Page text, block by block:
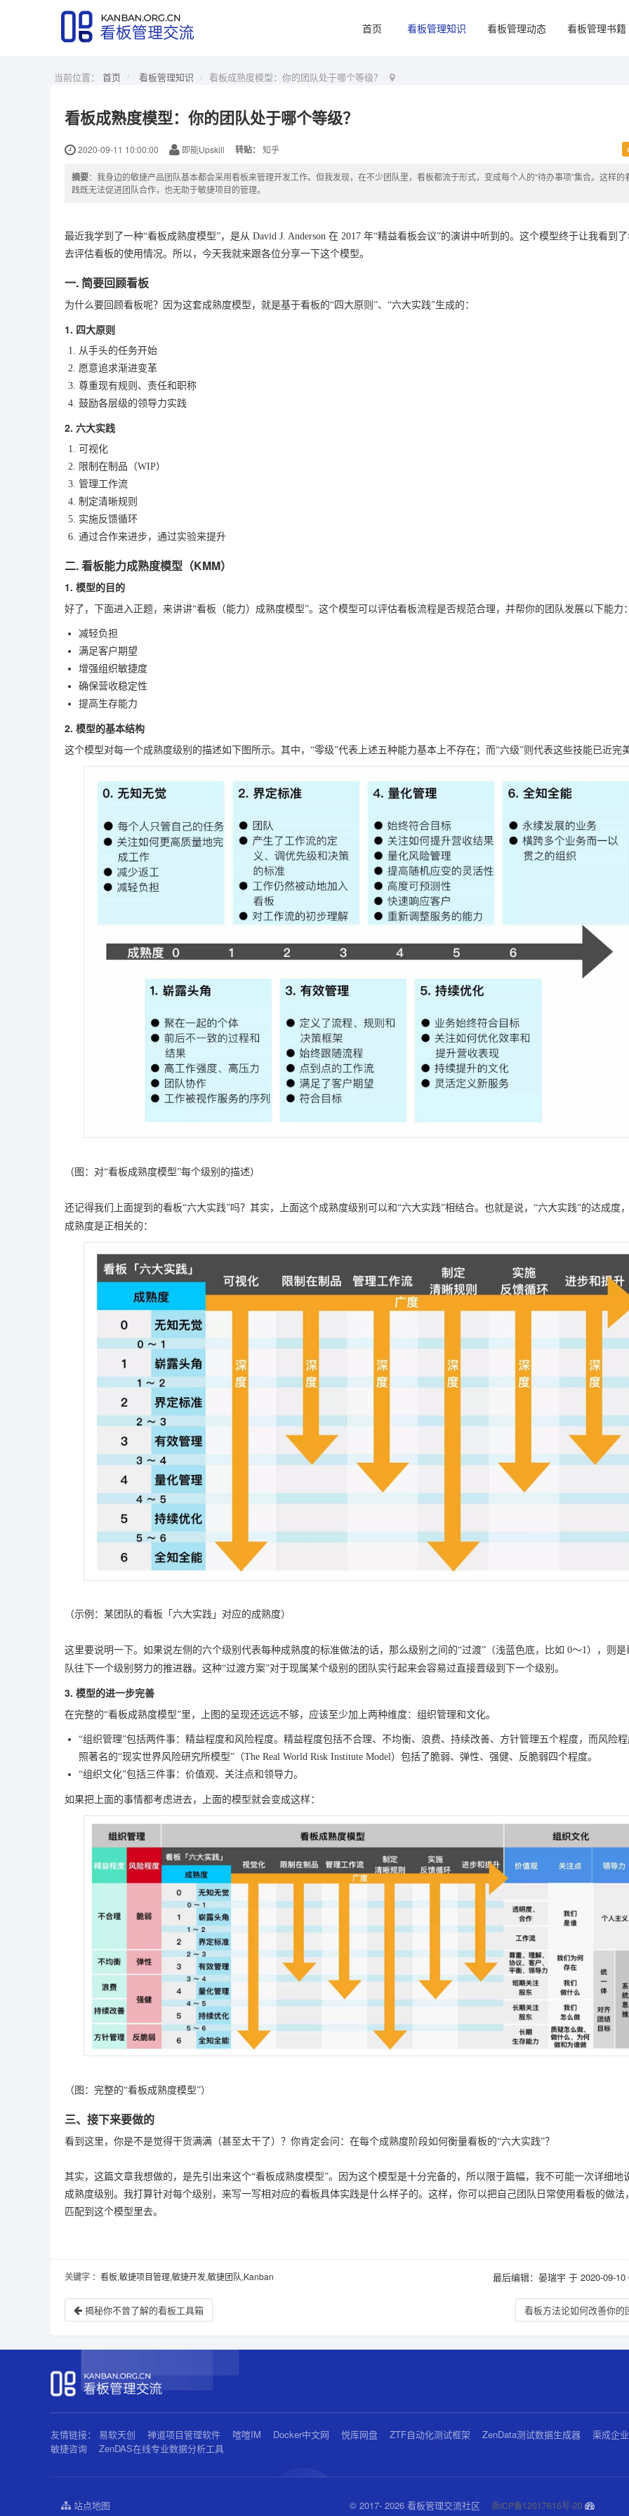
首页 看板管理知识 看板管理动态 看板管理书籍
当前位置： 首页 看板管理知识 看板成熟度模型：你的团队处于哪个等级？
看板成熟度模型：你的团队处于哪个等级？
2020-09-11 10:00:00 即能Upskill 转贴： 知乎
摘要：我身边的敏捷产品团队基本都会采用看板来管理开发工作。但我发现，在不少团队里，看板都流于形式，变成每个人的“待办事项”集合。这样的
践既无法促进团队合作，也无助于敏捷项目的管理。
最近我学到了一种“看板成熟度模型”，是从 David J. Anderson 在 2017 年“精益看板会议”的演讲中听到的。这个模型终于让我看到
去评估看板的使用情况。所以，今天我就来跟各位分享一下这个模型。
一. 简要回顾看板
为什么要回顾看板呢？因为这套成熟度模型，就是基于看板的“四大原则”、“六大实践”生成的：
1. 四大原则
从手头的任务开始
愿意追求渐进变革
尊重现有规则、责任和职称
鼓励各层级的领导力实践
2. 六大实践
可视化
限制在制品（WIP）
管理工作流
制定清晰规则
实施反馈循环
通过合作来进步，通过实验来提升
二. 看板能力成熟度模型（KMM）
1. 模型的目的
好了，下面进入正题，来讲讲“看板（能力）成熟度模型”。这个模型可以评估看板流程是否规范合理，并帮你的团队发展以下能力
减轻负担
满足客户期望
增强组织敏捷度
确保营收稳定性
提高生存能力
2. 模型的基本结构
这个模型对每一个成熟度级别的描述如下图所示。其中，“零级”代表上述五种能力基本上不存在；而“六级”则代表这些技能已近完
（图：对“看板成熟度模型”每个级别的描述）
还记得我们上面提到的看板“六大实践”吗？其实，上面这个成熟度级别可以和“六大实践”相结合。也就是说，“六大实践”的达成度
成熟度是正相关的：
（示例：某团队的看板「六大实践」对应的成熟度）
这里要说明一下。如果说左侧的六个级别代表每种成熟度的标准做法的话，那么级别之间的“过渡”（浅蓝色底，比如 0～1），则是
队往下一个级别努力的推进器。这种“过渡方案”对于现属某个级别的团队实行起来会容易过直接晋级到下一个级别。
3. 模型的进一步完善
在完整的“看板成熟度模型”里，上图的呈现还远远不够，应该至少加上两种维度：组织管理和文化。
“组织管理”包括两件事：精益程度和风险程度。精益程度包括不合理、不均衡、浪费、持续改善、方针管理五个程度，而风险
照著名的“现实世界风险研究所模型”（The Real World Risk Institute Model）包括了脆弱、弹性、强健、反脆弱四个程度。
“组织文化”包括三件事：价值观、关注点和领导力。
如果把上面的事情都考虑进去，上面的模型就会变成这样：
（图：完整的“看板成熟度模型”）
三、接下来要做的
看到这里，你是不是觉得干货满满（甚至太干了）？你肯定会问：在每个成熟度阶段如何衡量看板的“六大实践”？
其实，这篇文章我想做的，是先引出来这个“看板成熟度模型”。因为这个模型是十分完备的，所以限于篇幅，我不可能一次详细地
成熟度级别。我打算针对每个级别，来写一写相对应的看板具体实践是什么样子的。这样，你可以把自己团队日常使用看板的做法
匹配到这个模型里去。
最后编辑：晏瑞宇 于 2020-09-10
关键字 ：看板,敏捷项目管理,敏捷开发,敏捷团队,Kanban
揭秘你不曾了解的看板工具箱 看板方法论如何改善你的
友情链接： 易软天创 禅道项目管理软件 喧喧IM Docker中文网 悦库网盘 ZTF自动化测试框架 ZenData测试数据生成器
渠成企
敏捷咨询
ZenDAS在线专业数据分析工具
站点地图 © 2017- 2026 看板管理交流社区 浙ICP备12017616号-20